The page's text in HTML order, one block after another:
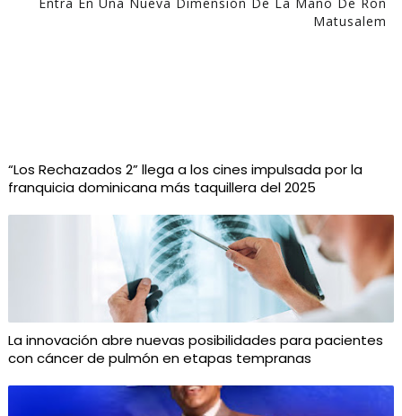
Matusalem
“Los Rechazados 2” llega a los cines impulsada por la
franquicia dominicana más taquillera del 2025
La innovación abre nuevas posibilidades para pacientes
con cáncer de pulmón en etapas tempranas